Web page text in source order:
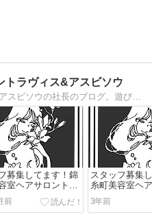
トラヴィス&アスビソウ
ヘアサロントラヴィスと（株）アスビソウの社長のブログ。遊び半分で約10年続いてるブログ。
募集してます！錦
室ヘアサロントラ
求人のお知らせ
前
スタッフ募集
糸町美容室ヘ
ヴィスの求人
3年前